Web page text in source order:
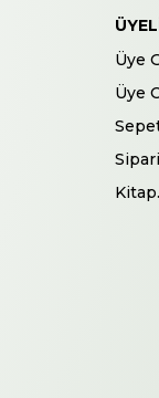
Üye
Üye